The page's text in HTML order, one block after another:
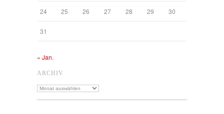
24 25 26 27 28 29 30
31
« Jan.
ARCHIV
Archiv